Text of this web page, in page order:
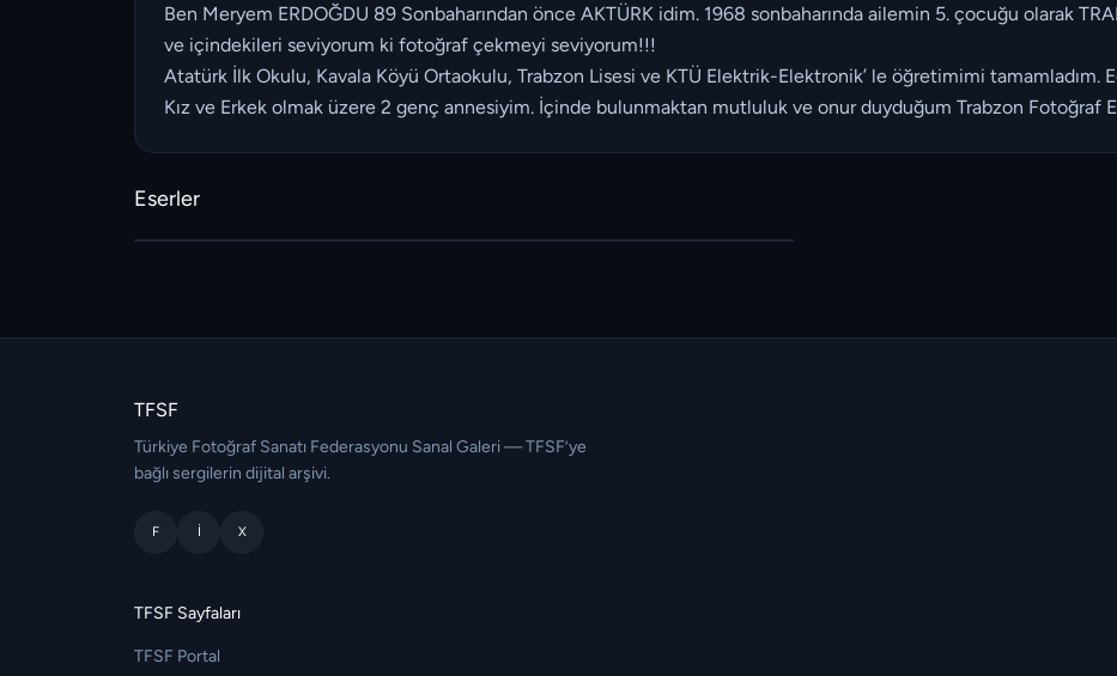
Ben Meryem ERDOĞDU 89 Sonbaharından önce AKTÜRK idim. 1968 sonbaharında ailemin 5. çocuğu olarak
ve içindekileri seviyorum ki fotoğraf çekmeyi seviyorum!!!
Atatürk İlk Okulu, Kavala Köyü Ortaokulu, Trabzon Lisesi ve KTÜ Elektrik-Elektronik’ le öğretimimi
Kız ve Erkek olmak üzere 2 genç annesiyim. İçinde bulunmaktan mutluluk ve onur duyduğum Trabzon Fotoğraf
Eserler
TFSF
Türkiye Fotoğraf Sanatı Federasyonu Sanal Galeri — TFSF’ye
bağlı sergilerin dijital arşivi.
F I X
TFSF Sayfaları
TFSF Portal